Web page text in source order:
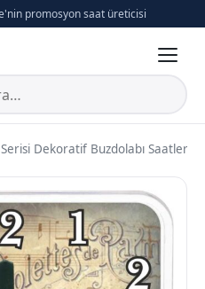
promosyon saat üreticisi
Dekoratif Buzdolabı Saatleri